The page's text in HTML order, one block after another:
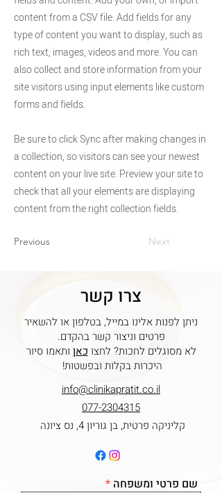
content from a CSV file. Add fields for any
type of content you want to display, such as
rich text, images, videos and more. You can
also collect and store information from your
site visitors using input elements like custom
forms and fields.
Be sure to click Sync after making changes in
a collection, so visitors can see your newest
content on your live site. Preview your site to
check that all your elements are displaying
content from the right collection fields.
Previous Next
צרו קשר
ניתן לפנות אלינו במייל, בטלפון או להשאיר
פרטים וניצור קשר בהקדם.
לא מסוגלים לחכות? לחצו כאן ותאמו סיור
היכרות בקלות ובפשטות!
info@clinikapratit.co.il
077-2304315
קליניקה פרטית, בן גוריון 4, נס ציונה
שם פרטי ומשפחה